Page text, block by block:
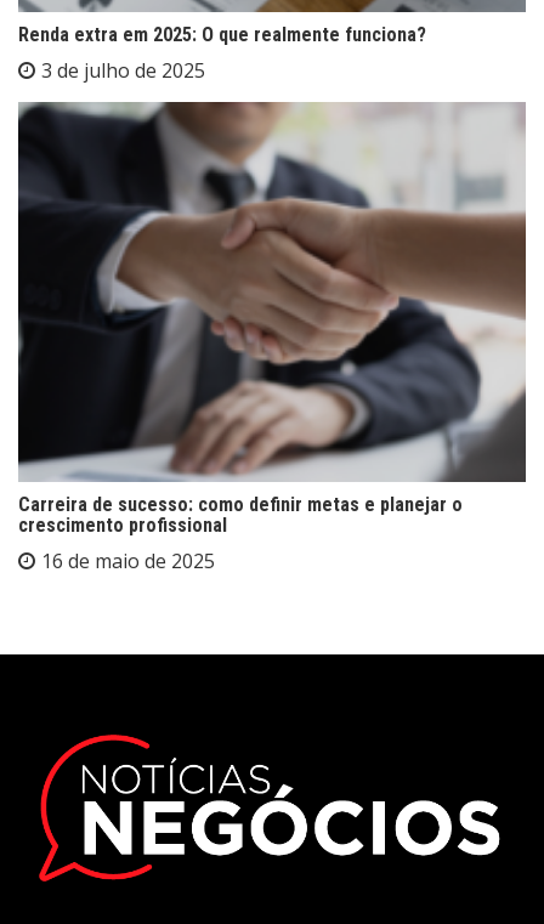
Renda extra em 2025: O que realmente funciona?
3 de julho de 2025
Carreira de sucesso: como definir metas e planejar o
crescimento profissional
16 de maio de 2025